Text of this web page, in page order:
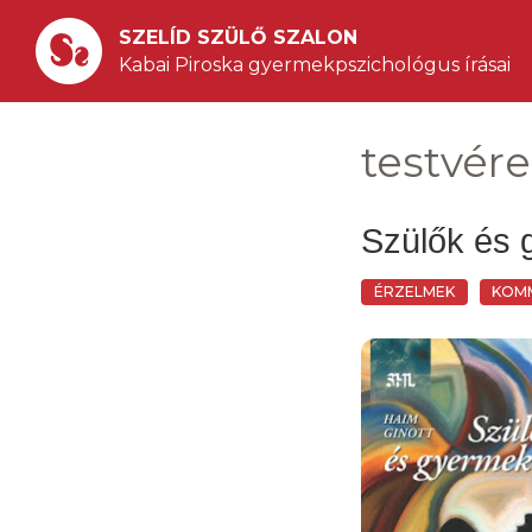
SZELÍD SZÜLŐ SZALON
Kabai Piroska gyermekpszichológus írásai
Szülők és
ÉRZELMEK